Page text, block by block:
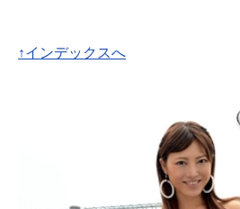
↑インデックスへ